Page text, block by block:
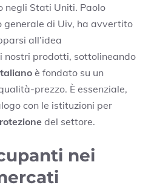
negli Stati Uniti. Paolo
generale di Uiv, ha avvertito
all’idea
nostri prodotti, sottolineando
è fondato su un
prezzo. È essenziale,
con le istituzioni per
del settore.
nei